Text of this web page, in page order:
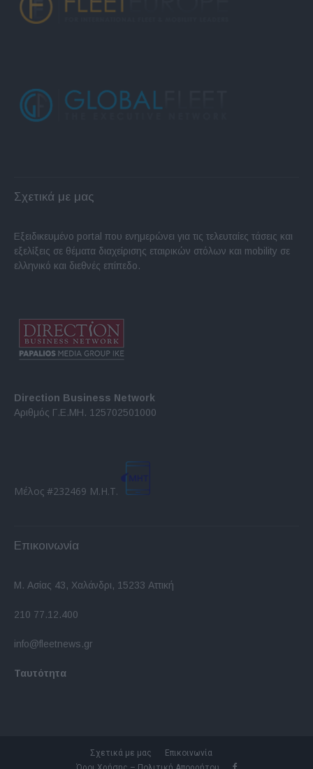
Σχετικά με μας
Εξειδικευμένο portal που ενημερώνει για τις τελευταίες τάσεις και
εξελίξεις σε θέματα διαχείρισης εταιρικών στόλων και mobility σε
ελληνικό και διεθνές επίπεδο.
Direction Business Network
Αριθμός Γ.Ε.ΜΗ. 125702501000
Μέλος #232469 Μ.Η.Τ.
Επικοινωνία
Μ. Ασίας 43, Χαλάνδρι, 15233 Αττική
210 77.12.400
info@fleetnews.gr
Ταυτότητα
Σχετικά με μας
Επικοινωνία